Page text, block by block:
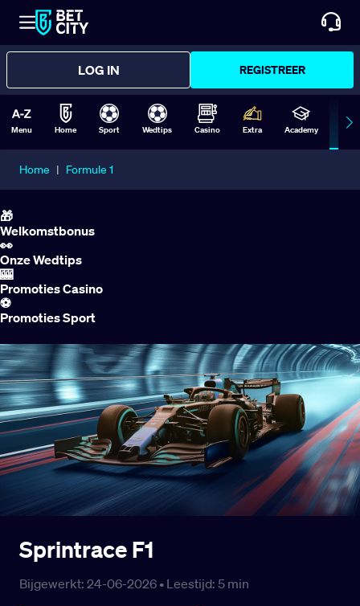
LOG IN REGISTREER
Menu Home Sport Wedtips Casino Extra Academy
Home | Formule 1
Sprintrace F1
Bijgewerkt: 24-06-2026 • Leestijd: 5 min